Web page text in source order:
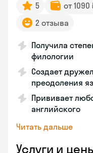
5 от
2 отзыва
Получила
филологии
Создает
преодоления
Прививает
английского
Читать дальше
Услуги и